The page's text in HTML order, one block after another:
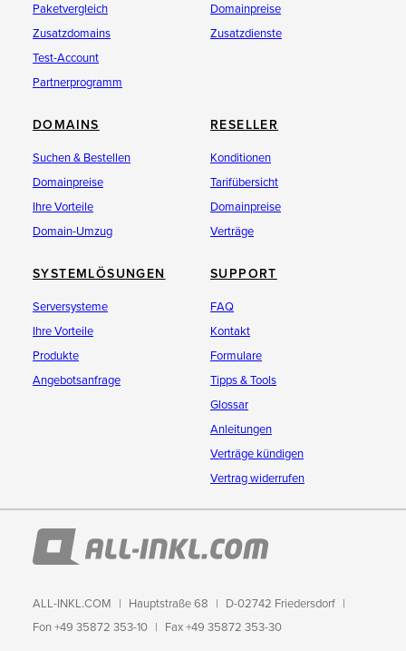
Paketvergleich
Zusatzdomains
Test-Account
Partnerprogramm
Domainpreise
Zusatzdienste
DOMAINS
Suchen & Bestellen
Domainpreise
Ihre Vorteile
Domain-Umzug
RESELLER
Konditionen
Tarifübersicht
Domainpreise
Verträge
SYSTEMLÖSUNGEN
Serversysteme
Ihre Vorteile
Produkte
Angebotsanfrage
SUPPORT
FAQ
Kontakt
Formulare
Tipps & Tools
Glossar
Anleitungen
Verträge kündigen
Vertrag widerrufen
ALL-INKL.COM Hauptstraße 68
D-02742 Friedersdorf
Fon +49 35872 353-10
Fax +49 35872 353-30